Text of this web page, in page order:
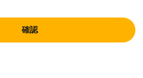
確認